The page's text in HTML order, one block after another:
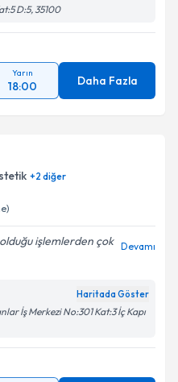
D:5, 35100
Yarın
18:00 Daha Fazla
+2 diğer
olduğu işlemlerden çok Devamı
Haritada Göster
İş Merkezi No:301 Kat:3 İç Kapı